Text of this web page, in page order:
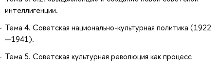
интеллигенции.
Тема 4. Советская национально-культурная политика (1922
—1941).
Тема 5. Советская культурная революция как процесс